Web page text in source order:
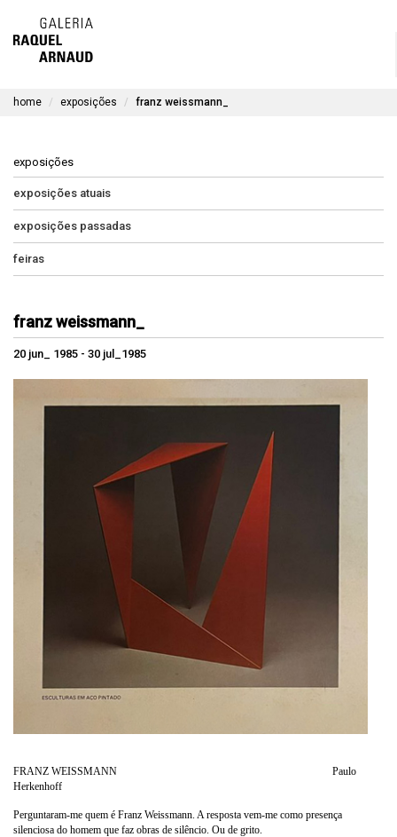
timeline
home exposições franz weissmann_
exposições
exposições atuais
exposições passadas
feiras
franz weissmann_
20 jun_ 1985 - 30 jul_1985
FRANZ WEISSMANN Paulo
Herkenhoff
Perguntaram-me quem é Franz Weissmann. A resposta vem-me como presença
silenciosa do homem que faz obras de silêncio. Ou de grito.